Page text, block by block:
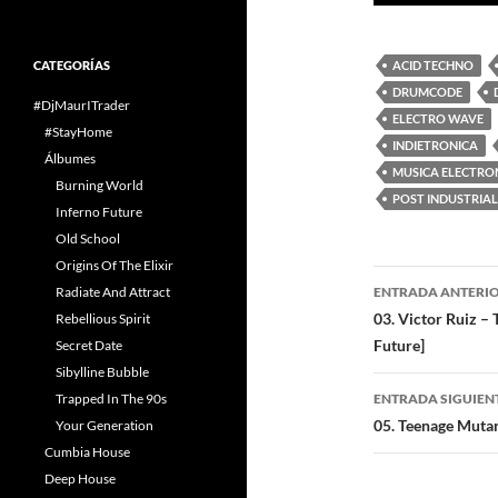
audio
ACID TECHNO
DRUMCODE
ELECTRO WAVE
INDIETRONICA
MUSICA
POST INDUSTRIAL
de
entradas
ENTRADA
03. Victor Ruiz –
Future]
ENTRADA
05. Teenage
CATEGORÍAS
#DjMaurITrader
#StayHome
Álbumes
Burning World
Inferno Future
Old School
Origins Of The Elixir
Radiate And Attract
Rebellious Spirit
Secret Date
Sibylline Bubble
Trapped In The 90s
Your Generation
Cumbia House
Deep House